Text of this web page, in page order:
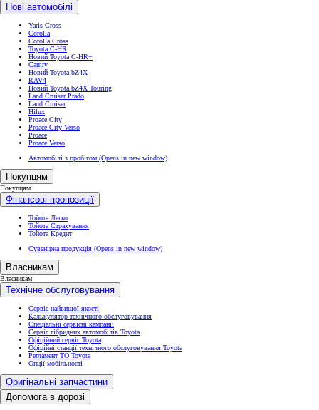
Нові автомобілі
Yaris Cross
Corolla
Corolla Cross
Toyota C-HR
Новий Toyota C-HR+
Camry
Новий Toyota bZ4X
RAV4
Новий Toyota bZ4X Touring
Land Cruiser Prado
Land Cruiser
Hilux
Proace City
Proace City Verso
Proace
Proace Verso
Автомобілі з пробігом (Opens in new window)
Покупцям
Покупцям
Фінансові пропозиції
Тойота Легко
Тойота Страхування
Тойота Кредит
Сувенірна продукція (Opens in new window)
Власникам
Власникам
Технічне обслуговування
Сервіс найвищої якості
Калькулятор технічного обслуговування
Спеціальні сервісні кампанії
Сервіс гібридних автомобілів Toyota
Офіційний сервіс Toyota
Офіційні станції технічного обслуговування Toyota
Регламент ТО Toyota
Опції мобільності
Оригінальні запчастини
Допомога в дорозі